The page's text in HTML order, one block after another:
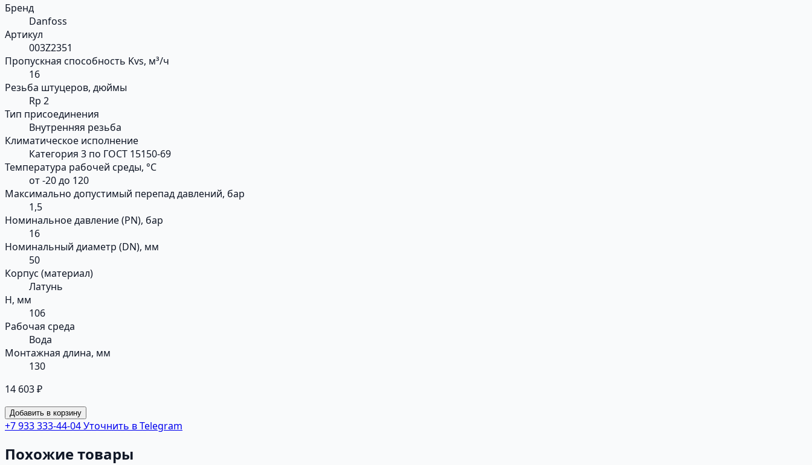
Бренд
Danfoss
Артикул
003Z2351
Пропускная способность Kvs, м³/ч
16
Резьба штуцеров, дюймы
Rp 2
Тип присоединения
Внутренняя резьба
Климатическое исполнение
Категория 3 по ГОСТ 15150-69
Температура рабочей среды, °С
от -20 до 120
Максимально допустимый перепад давлений, бар
1,5
Номинальное давление (PN), бар
16
Номинальный диаметр (DN), мм
50
Корпус (материал)
Латунь
H, мм
106
Рабочая среда
Вода
Монтажная длина, мм
130
14 603 ₽
Добавить в корзину
+7 933 333-44-04Уточнить в Telegram
Похожие товары